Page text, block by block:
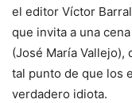
el editor Víctor
que invita a una
(José María Vallejo),
tal punto de que los
verdadero idiota.